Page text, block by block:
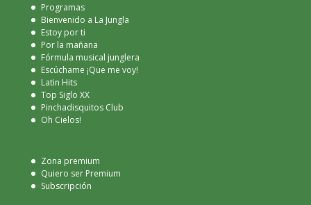
Programas
Bienvenido a La Jungla
Estoy por ti
Por la mañana
Fórmula musical junglera
Escúchame ¡Que me voy!
Latin Hits
Top Siglo XX
Pinchadisquitos Club
Oh Cielos!
Zona premium
Quiero ser Premium
Subscripción